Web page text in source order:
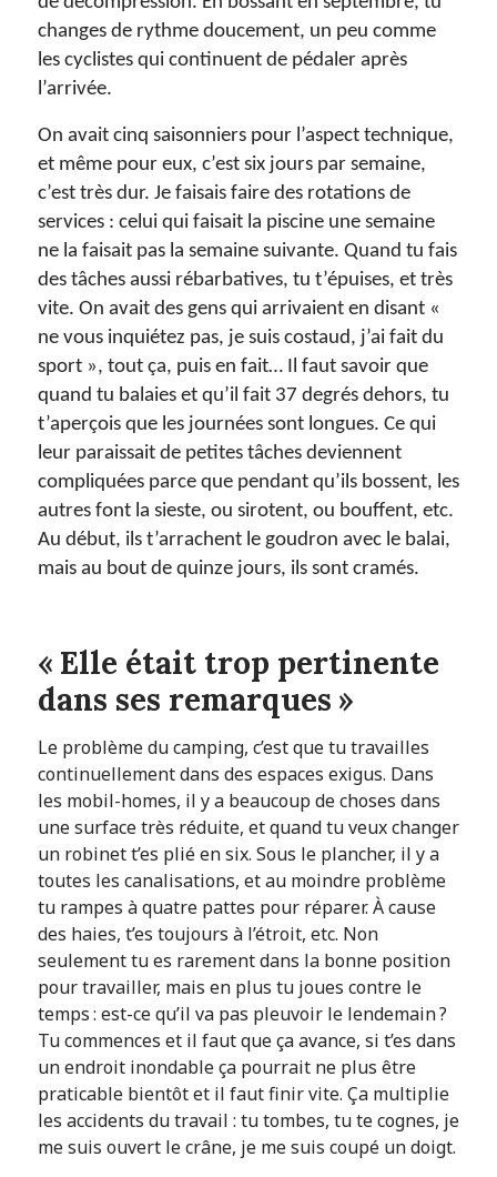
changes de rythme doucement, un peu comme
les cyclistes qui continuent de pédaler après
l’arrivée.
On avait cinq saisonniers pour l’aspect technique,
et même pour eux, c’est six jours par semaine,
c’est très dur. Je faisais faire des rotations de
services : celui qui faisait la piscine une semaine
ne la faisait pas la semaine suivante. Quand tu fais
des tâches aussi rébarbatives, tu t’épuises, et très
vite. On avait des gens qui arrivaient en disant «
ne vous inquiétez pas, je suis costaud, j’ai fait du
sport », tout ça, puis en fait… Il faut savoir que
quand tu balaies et qu’il fait 37 degrés dehors, tu
t’aperçois que les journées sont longues. Ce qui
leur paraissait de petites tâches deviennent
compliquées parce que pendant qu’ils bossent, les
autres font la sieste, ou sirotent, ou bouffent, etc.
Au début, ils t’arrachent le goudron avec le balai,
mais au bout de quinze jours, ils sont cramés.
« Elle était trop pertinente
dans ses remarques »
Le problème du camping, c’est que tu travailles
continuellement dans des espaces exigus. Dans
les mobil-homes, il y a beaucoup de choses dans
une surface très réduite, et quand tu veux changer
un robinet t’es plié en six. Sous le plancher, il y a
toutes les canalisations, et au moindre problème
tu rampes à quatre pattes pour réparer. À cause
des haies, t’es toujours à l’étroit, etc. Non
seulement tu es rarement dans la bonne position
pour travailler, mais en plus tu joues contre le
temps : est-ce qu’il va pas pleuvoir le lendemain ?
Tu commences et il faut que ça avance, si t’es dans
un endroit inondable ça pourrait ne plus être
praticable bientôt et il faut finir vite. Ça multiplie
les accidents du travail : tu tombes, tu te cognes, je
me suis ouvert le crâne, je me suis coupé un doigt.